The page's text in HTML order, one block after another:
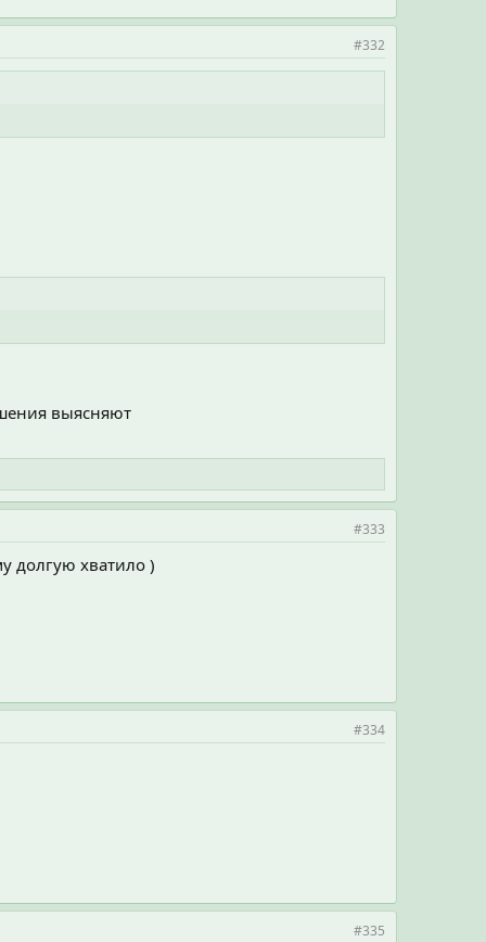
#332
выясняют
#333
долгую хватило )
#334
#335